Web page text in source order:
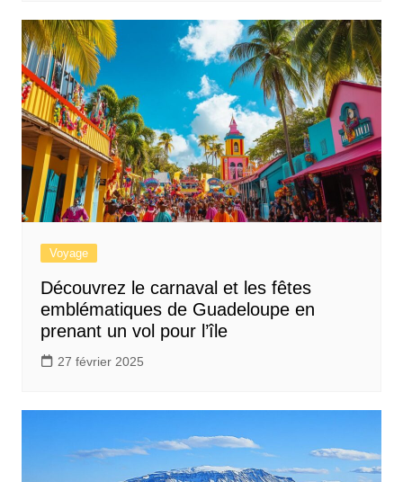
Voyage
Découvrez le carnaval et les fêtes
emblématiques de Guadeloupe en
prenant un vol pour l’île
27 février 2025